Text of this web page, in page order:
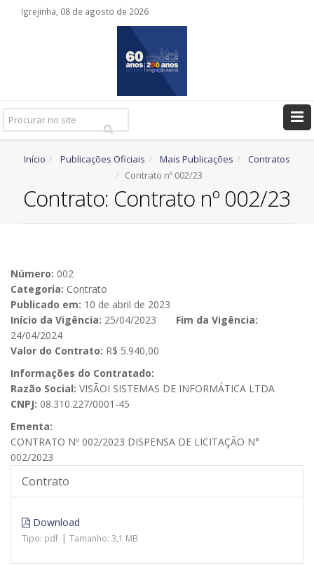
Igrejinha, 08 de agosto de 2026
Pesquisar
Ir
Início Publicações Oficiais Mais Publicações
Contratos
Contrato nº 002/23
Contrato: Contrato nº 002/23
Número: 002
Categoria: Contrato
Publicado em: 10 de abril de 2023
Início da Vigência: 25/04/2023 Fim da Vigência:
24/04/2024
Valor do Contrato: R$ 5.940,00
Informações do Contratado:
Razão Social: VISÃOI SISTEMAS DE INFORMÁTICA LTDA
CNPJ: 08.310.227/0001-45
Ementa:
CONTRATO Nº 002/2023 DISPENSA DE LICITAÇÃO N°
002/2023
Contrato
Download
Tipo: pdf | Tamanho: 3,1 MB